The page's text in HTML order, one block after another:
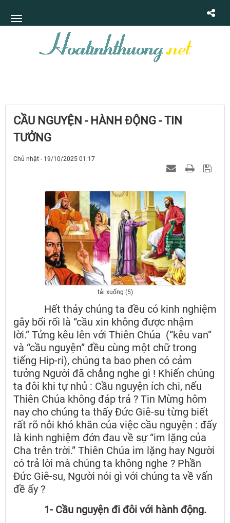
CẦU NGUYỆN - HÀNH ĐỘNG - TIN
TƯỞNG
Chủ nhật - 19/10/2025 01:17
tải xuống (5)
Hết thảy chúng ta đều có kinh nghiệm
gây bối rối là “cầu xin không được nhậm
lời.” Tửng kêu lên với Thiên Chúa (“kêu van”
và “cầu nguyện” đều cùng một chữ trong
tiếng Hip-ri), chúng ta bao phen có cảm
tưởng Người đã chẳng nghe gì ! Khiến chúng
ta đôi khi tự nhủ : Cầu nguyện ích chi, nếu
Thiên Chúa không đáp trả ? Tin Mừng hôm
nay cho chúng ta thấy Đức Giê-su từng biết
rất rõ nỗi khó khăn của việc cầu nguyện : đấy
là kinh nghiệm đớn đau về sự “im lặng của
Cha trên trời.” Thiên Chúa im lặng hay Người
có trả lời mà chúng ta không nghe ? Phần
Đức Giê-su, Người nói gì với chúng ta về vấn
đề ấy ?
1- Cầu nguyện đi đôi với hành động.